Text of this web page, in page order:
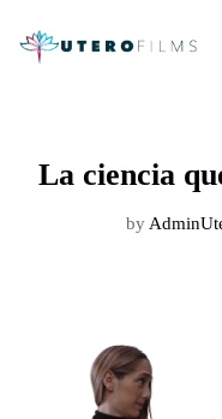
La ciencia
by